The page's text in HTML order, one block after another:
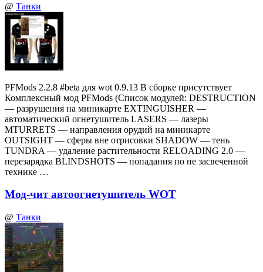
@ Танки
PFMods 2.2.8 #beta для wot 0.9.13 В сборке присутствует
Комплексный мод PFMods (Список модулей: DESTRUCTION
— разрушения на миникарте EXTINGUISHER —
автоматический огнетушитель LASERS — лазеры
MTURRETS — направления орудий на миникарте
OUTSIGHT — сферы вне отрисовки SHADOW — тень
TUNDRA — удаление растительности RELOADING 2.0 —
перезарядка BLINDSHOTS — попадания по не засвеченной
технике …
Мод-чит автоогнетушитель WOT
@ Танки